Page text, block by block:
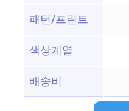
패턴/프린트
색상계열
배송비